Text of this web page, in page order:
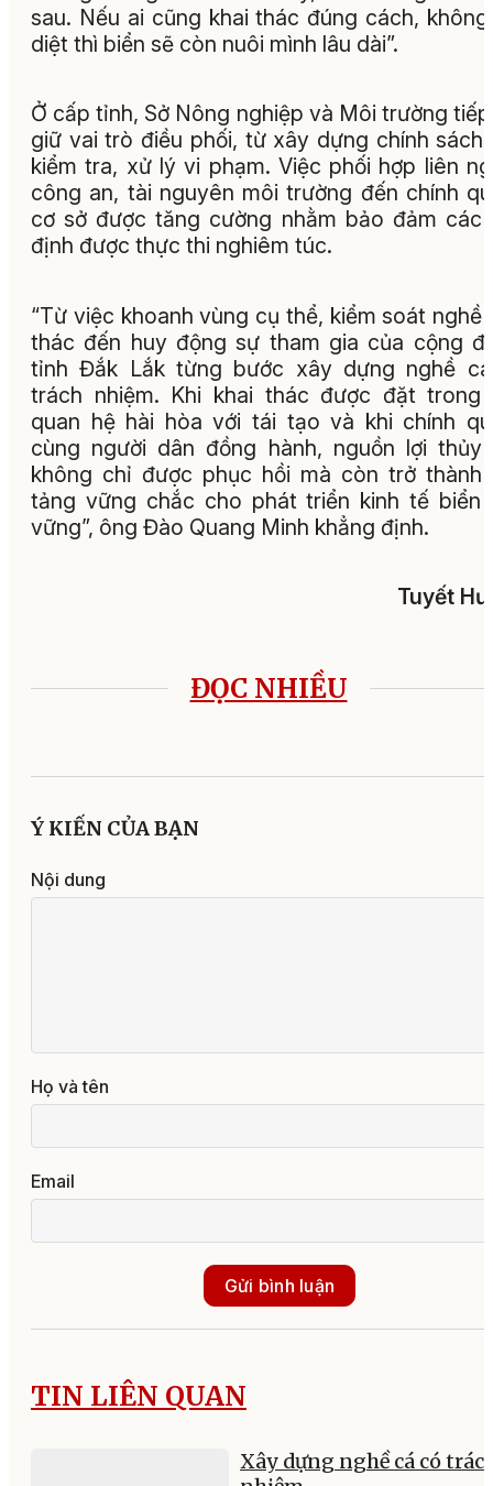
sau. Nếu ai cũng khai thác đúng cách,
diệt thì biển sẽ còn nuôi mình lâu dài”.
Ở cấp tỉnh, Sở Nông nghiệp và Môi trường
giữ vai trò điều phối, từ xây dựng chính sách
kiểm tra, xử lý vi phạm. Việc phối hợp liên
công an, tài nguyên môi trường đến chính
cơ sở được tăng cường nhằm bảo đảm các
định được thực thi nghiêm túc.
“Từ việc khoanh vùng cụ thể, kiểm soát nghề
thác đến huy động sự tham gia của cộng
tỉnh Đắk Lắk từng bước xây dựng nghề
trách nhiệm. Khi khai thác được đặt trong
quan hệ hài hòa với tái tạo và khi chính
cùng người dân đồng hành, nguồn lợi thủy
không chỉ được phục hồi mà còn trở thành
tảng vững chắc cho phát triển kinh tế biển
vững”, ông Đào Quang Minh khẳng định.
Tuyết
ĐỌC NHIỀU
Ý KIẾN CỦA BẠN
Nội dung
Họ và tên
Email
Gửi bình luận
TIN LIÊN QUAN
Xây dựng nghề cá có